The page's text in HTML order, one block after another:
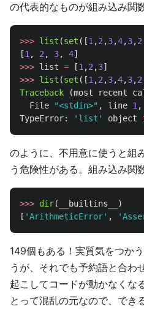
の代表的なものが組み込み関
>>> list (set ([1 ,2 ,3,4,3,2
[1 , 2 , 3, 4]
>>> list = [1 ,2 ,3]
>>> list (set ([1 ,2 ,3,4,3,2
Traceback
(most recent
File
"<stdin>" , line 1 ,
TypeError: ' list ' object
のように、不用意に使うと組
う危険性がある。組み込み関
>>> dir( __builtins__
)
[ 'ArithmeticError' , '
149個もある！実質気をつか
うが、それでも予約語と合わ
起こしてコードが動かなくな
とって混乱の元なので、でき